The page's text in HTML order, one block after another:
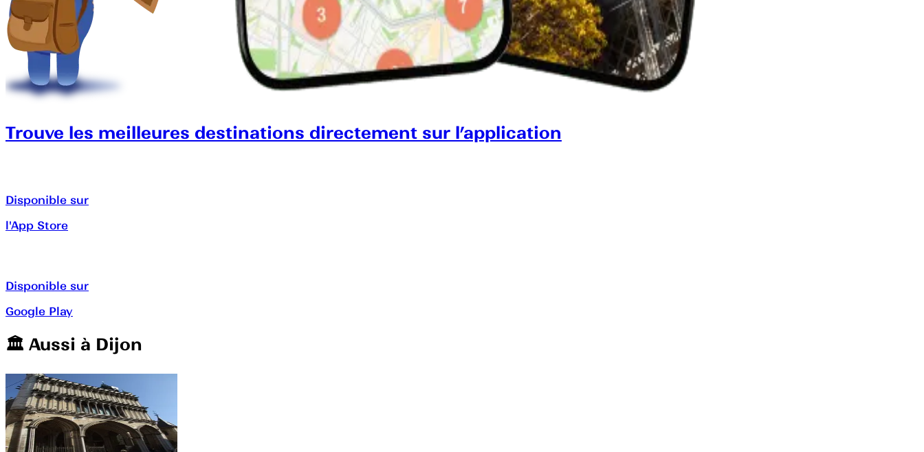
Trouve les meilleures destinations directement sur l’application
Disponible sur
l'App Store
Disponible sur
Google Play
🏛️️ Aussi à Dijon